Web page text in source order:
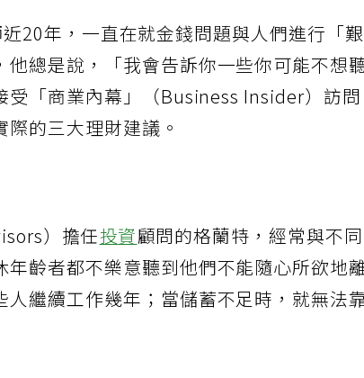
20年，一直在就金錢問題與人們進行「艱
總是說，「我會告訴你一些你可能不想
「商業內幕」（Business Insider）訪問
的三大理財建議。
）擔任投資顧問的格蘭特，經常與不同
齡者都不樂意聽到他們不能隨心所欲地
繼續工作幾年；當儲蓄不足時，就無法